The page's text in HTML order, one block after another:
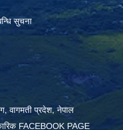
सुचना
वागमती प्रदेश, नेपाल
FACEBOOK PAGE